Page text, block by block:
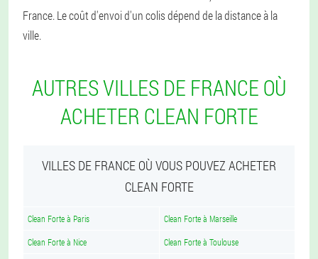
France. Le coût d'envoi d'un colis dépend de la distance à la
ville.
AUTRES VILLES DE FRANCE OÙ
ACHETER CLEAN FORTE
VILLES DE FRANCE OÙ VOUS POUVEZ ACHETER
CLEAN FORTE
Clean Forte à Paris Clean Forte à Marseille
Clean Forte à Nice Clean Forte à Toulouse